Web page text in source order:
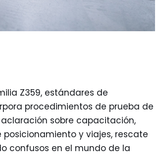
Z359, estándares de
procedimientos de prueba de
sobre capacitación,
y viajes, rescate
confusos en el mundo de la